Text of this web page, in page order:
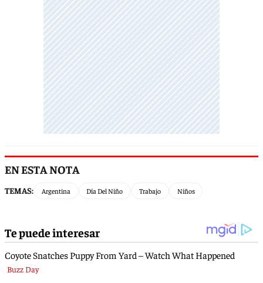
EN ESTA NOTA
TEMAS: Argentina Día Del Niño Trabajo Niños